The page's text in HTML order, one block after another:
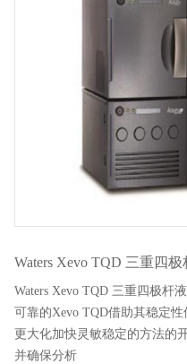
Waters Xevo TQD 三重四
Waters Xevo TQD 三重四极杆
可靠的Xevo TQD借助其稳定
更大化加快灵敏稳定的方法的
并确保分析